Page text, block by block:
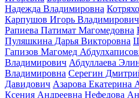
Надежда Владимировна
Карпушов Игорь Владимирович
Рапиева Патимат Магомедовна
Пуляшкина Дарья Викторовна
Гапизов Магомед
Владимирович Абдуллаева
Владимировна Серегин
Давидович Азарова Екатерина
Ксения Андреевна Нефедова